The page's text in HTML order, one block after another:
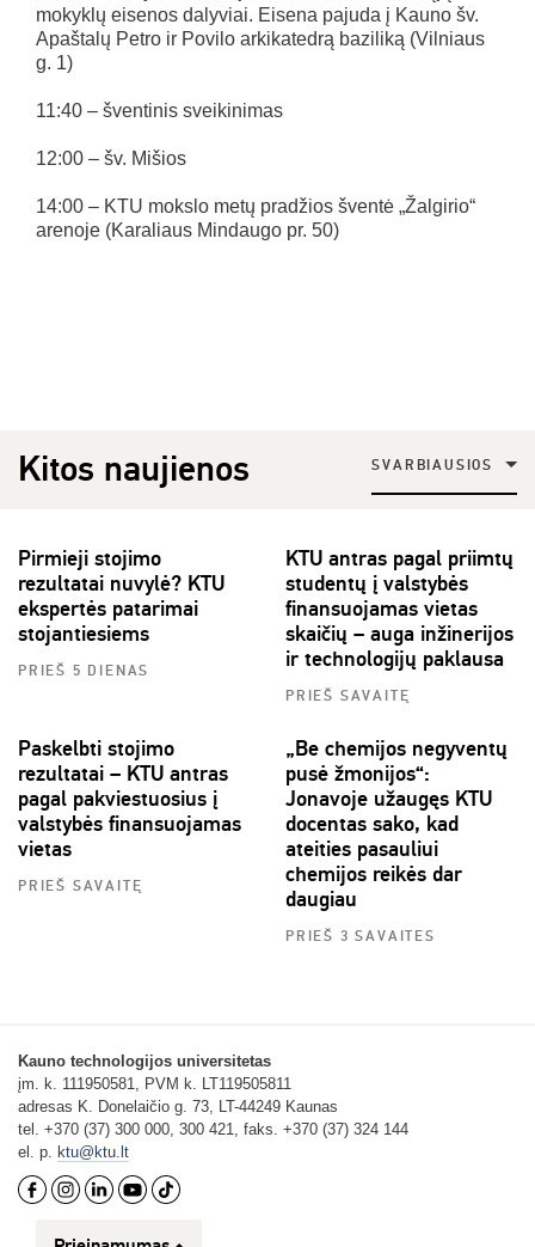
mokyklų eisenos dalyviai. Eisena pajuda į Kauno šv.
Apaštalų Petro ir Povilo arkikatedrą baziliką (Vilniaus
g. 1)
11:40 – šventinis sveikinimas
12:00 – šv. Mišios
14:00 – KTU mokslo metų pradžios šventė „Žalgirio“
arenoje (Karaliaus Mindaugo pr. 50)
Kitos naujienos SVARBIAUSIOS
Pirmieji stojimo
rezultatai nuvylė? KTU
ekspertės patarimai
stojantiesiems
PRIEŠ 5 DIENAS
KTU antras pagal priimtų
studentų į valstybės
finansuojamas vietas
skaičių – auga inžinerijos
ir technologijų paklausa
PRIEŠ SAVAITĘ
Paskelbti stojimo
rezultatai – KTU antras
pagal pakviestuosius į
valstybės finansuojamas
vietas
PRIEŠ SAVAITĘ
„Be chemijos negyventų
pusė žmonijos“:
Jonavoje užaugęs KTU
docentas sako, kad
ateities pasauliui
chemijos reikės dar
daugiau
PRIEŠ 3 SAVAITES
Kauno technologijos universitetas
įm. k. 111950581, PVM k. LT119505811
adresas K. Donelaičio g. 73, LT-44249 Kaunas
tel. +370 (37) 300 000, 300 421, faks. +370 (37) 324 144
el. p. ktu@ktu.lt